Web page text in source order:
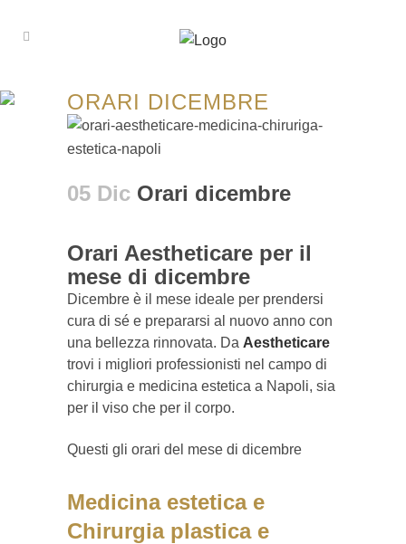
ORARI DICEMBRE
05 Dic Orari dicembre
Orari Aestheticare per il
mese di dicembre
Dicembre è il mese ideale per prendersi
cura di sé e prepararsi al nuovo anno con
una bellezza rinnovata. Da Aestheticare
trovi i migliori professionisti nel campo di
chirurgia e medicina estetica a Napoli, sia
per il viso che per il corpo.
Questi gli orari del mese di dicembre
Medicina estetica e
Chirurgia plastica e